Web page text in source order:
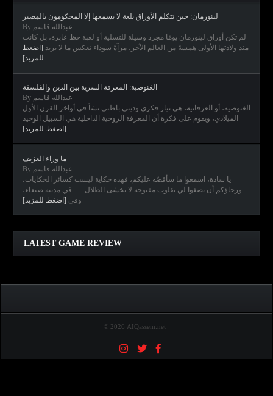
لينورمان: حين تتكلم الأوراق بلغة لا يسمعها إلا المحكومون بالمصير
By عبدالله قاسم
لم تكن أوراق لينورمان يومًا مجرد وسيلة للتسلية أو لعبة حظ عابرة، بل كانت
منذ ولادتها الأولى همسةً من العالم الآخر، مرآةً سوداء تعكس ما لا يريد [اضغط
للمزيد]
الغنوصية: المعرفة السرية بين الدين والفلسفة
By عبدالله قاسم
الغنوصية، أو العرفانية، هي تيار فكري وديني باطني نشأ في أواخر القرن الأول
الميلادي، ويقوم على فكرة أن المعرفة الروحية الداخلية هي السبيل الوحيد
[اضغط للمزيد]
ما وراء العزيف
By عبدالله قاسم
يا سادة، اسمعوا ما سأقصّه عليكم، فهذه حكاية ليست كسائر الحكايات،
ورجاؤكم أن تصغوا لي بقلوب مفتوحة لا تخشى الظلال… في مدينة صنعاء،
وفي [اضغط للمزيد]
LATEST GAME REVIEW
Clair Obscur: Expedition 33
Diablo IV
Elden Ring
Horizon Forbidden West
© 2026 AIQassem.net